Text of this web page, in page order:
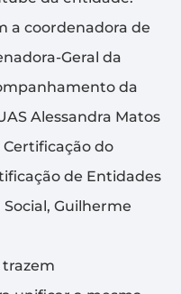
a coordenadora de
Geral da
da
Alessandra Matos
do
de Entidades
Guilherme